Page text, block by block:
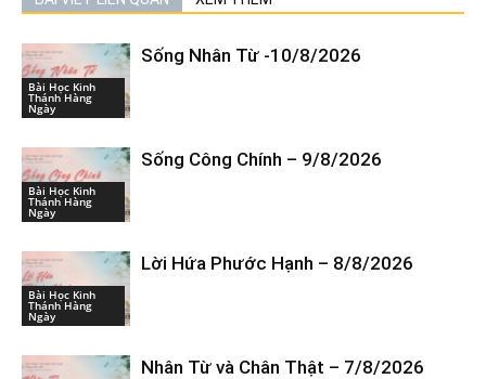
Bài Học Kinh
Thánh Hàng
Ngày
Sống Nhân Từ -10/8/2026
Bài Học Kinh
Thánh Hàng
Ngày
Sống Công Chính – 9/8/2026
Bài Học Kinh
Thánh Hàng
Ngày
Lời Hứa Phước Hạnh – 8/8/2026
Nhân Từ và Chân Thật – 7/8/2026